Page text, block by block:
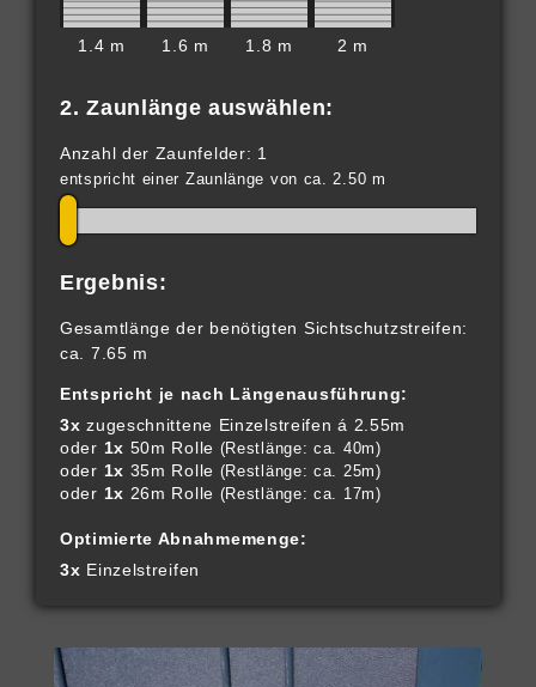
1.4 m 1.6 m 1.8 m 2 m
2. Zaunlänge auswählen:
Anzahl der Zaunfelder: 1
entspricht einer Zaunlänge von ca. 2.50 m
Ergebnis:
Gesamtlänge der benötigten Sichtschutzstreifen:
ca. 7.65 m
Entspricht je nach Längenausführung:
3x zugeschnittene Einzelstreifen á 2.55m
oder 1x 50m Rolle (Restlänge: ca. 40m)
oder 1x 35m Rolle (Restlänge: ca. 25m)
oder 1x 26m Rolle (Restlänge: ca. 17m)
Optimierte Abnahmemenge:
3x Einzelstreifen